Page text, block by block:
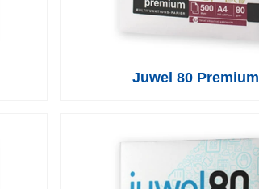
Juwel 80 Premium